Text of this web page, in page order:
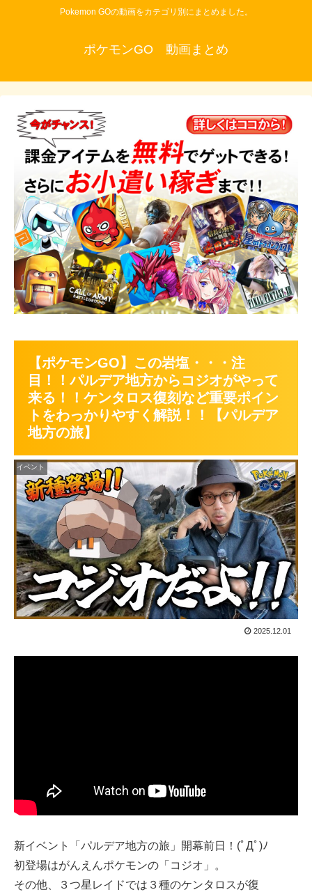
Pokemon GOの動画をカテゴリ別にまとめました。
ポケモンGO 動画まとめ
【ポケモンGO】この岩塩・・・注
目！！パルデア地方からコジオがやって
来る！！ケンタロス復刻など重要ポイン
トをわっかりやすく解説！！【パルデア
地方の旅】
イベント
2025.12.01
新イベント「パルデア地方の旅」開幕前日！(ﾟДﾟ)ﾉ
初登場はがんえんポケモンの「コジオ」。
その他、３つ星レイドでは３種のケンタロスが復